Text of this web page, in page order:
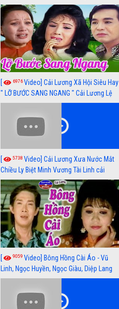
lương xã hội hay nhất
[ 6976Video] Cải Lương Xã Hội Siêu Hay
" LỠ BƯỚC SANG NGANG " Cải Lương Lệ
Thuỷ, Thanh Tuấn, Hồng Nga
[ 5738 Video] Cải Lương Xưa Nước Mắt
Chiều Ly Biệt Minh Vương Tài Linh cải
lương xã hội hay nhất
[ 9059 Video] Bông Hồng Cài Áo - Vũ
Linh, Ngọc Huyền, Ngọc Giàu, Diệp Lang